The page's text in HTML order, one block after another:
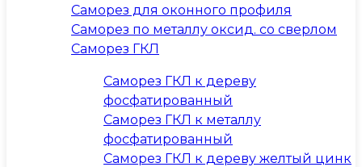
Саморез для оконного профиля
Саморез по металлу оксид. со сверлом
Саморез ГКЛ
Саморез ГКЛ к дереву
фосфатированный
Саморез ГКЛ к металлу
фосфатированный
Саморез ГКЛ к дереву желтый цинк